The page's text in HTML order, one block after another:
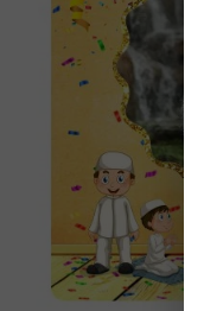
Soru-Cevap